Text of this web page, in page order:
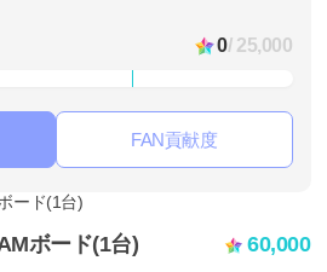
0/ 25,000
FAN貢献度
ボード(1台) 60,000